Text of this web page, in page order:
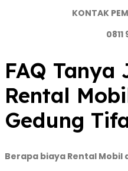
KONTAK
0811
FAQ Tanya
Rental
Gedung
Berapa biaya Rental Mobil